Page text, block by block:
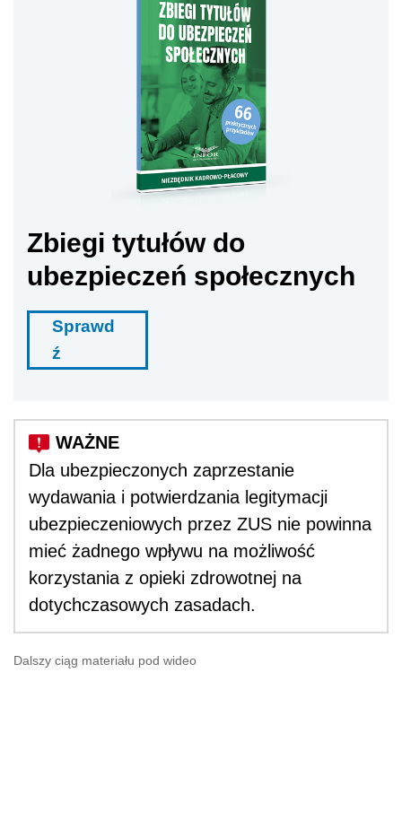
Zbiegi tytułów do
ubezpieczeń społecznych
Sprawd
ź
Dla ubezpieczonych zaprzestanie
wydawania i potwierdzania legitymacji
ubezpieczeniowych przez ZUS nie powinna
mieć żadnego wpływu na możliwość
korzystania z opieki zdrowotnej na
dotychczasowych zasadach.
Dalszy ciąg materiału pod wideo